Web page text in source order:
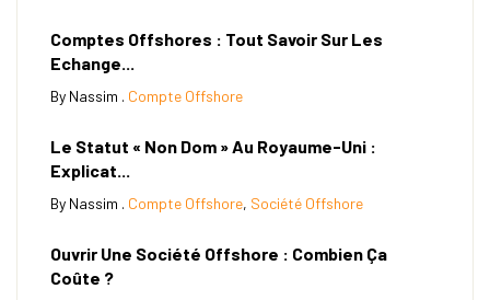
Comptes Offshores : Tout Savoir Sur Les
Echange...
By Nassim . Compte Offshore
Le Statut « Non Dom » Au Royaume-Uni :
Explicat...
By Nassim . Compte Offshore, Société Offshore
Ouvrir Une Société Offshore : Combien Ça
Coûte ?